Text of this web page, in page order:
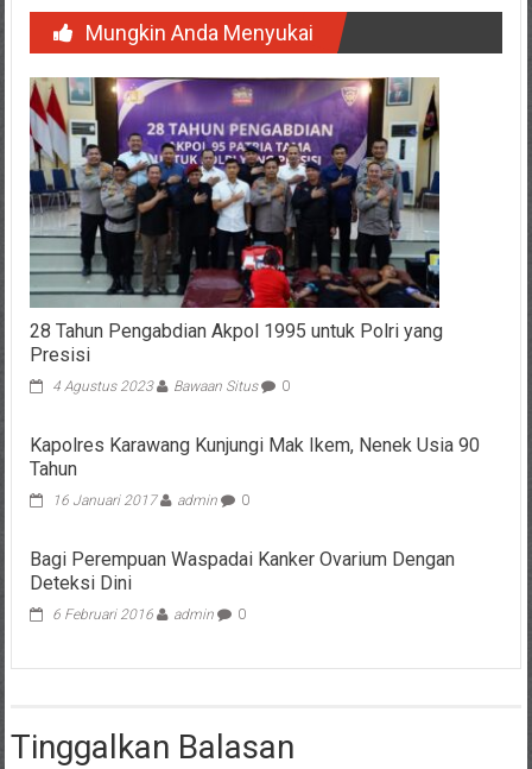
Mungkin Anda Menyukai
28 Tahun Pengabdian Akpol 1995 untuk Polri yang
Presisi
4 Agustus 2023 Bawaan Situs 0
Kapolres Karawang Kunjungi Mak Ikem, Nenek Usia 90
Tahun
16 Januari 2017 admin 0
Bagi Perempuan Waspadai Kanker Ovarium Dengan
Deteksi Dini
6 Februari 2016 admin 0
Tinggalkan Balasan